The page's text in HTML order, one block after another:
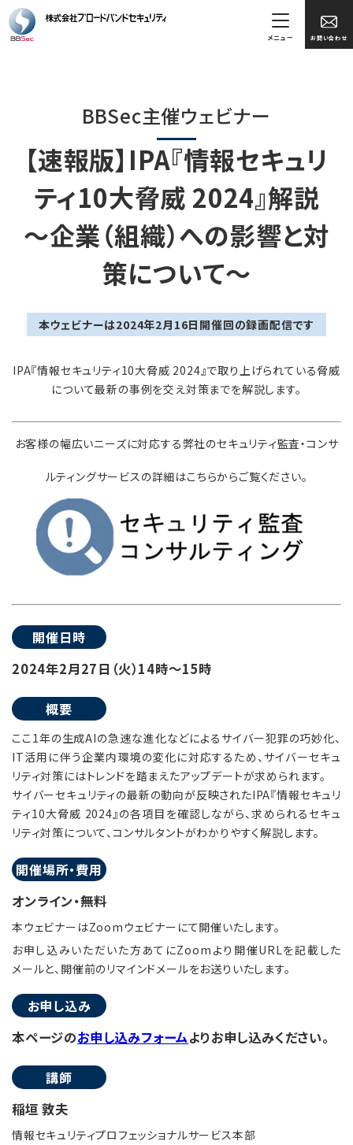
お問い合わせ
メニュー
BBSec主催ウェビナー
【速報版】IPA『情報セキュリ
ティ10大脅威 2024』解説
～企業（組織）への影響と対
策について～
本ウェビナーは2024年2月16日開催回の録画配信です
IPA『情報セキュリティ10大脅威 2024』で取り上げられている脅威
について最新の事例を交え対策までを解説します。
お客様の幅広いニーズに対応する弊社のセキュリティ監査・コンサ
ルティングサービスの詳細はこちらからご覧ください。
開催日時
2024年2月27日（火）14時～15時
概要
ここ1年の生成AIの急速な進化などによるサイバー犯罪の巧妙化、
IT活用に伴う企業内環境の変化に対応するため、サイバーセキュ
リティ対策にはトレンドを踏まえたアップデートが求められます。
サイバーセキュリティの最新の動向が反映されたIPA『情報セキュリ
ティ10大脅威 2024』の各項目を確認しながら、求められるセキュ
リティ対策について、コンサルタントがわかりやすく解説します。
開催場所・費用
オンライン・無料
本ウェビナーはZoomウェビナーにて開催いたします。
お申し込みいただいた方あてにZoomより開催URLを記載した
メールと、開催前のリマインドメールをお送りいたします。
お申し込み
本ページのお申し込みフォームよりお申し込みください。
講師
稲垣 敦夫
情報セキュリティプロフェッショナルサービス本部